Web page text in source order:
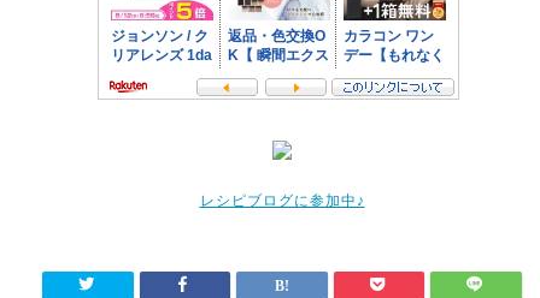
レシピブログに参加中♪